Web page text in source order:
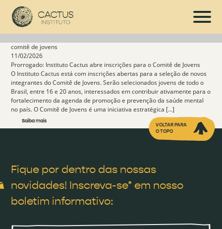
comitê de jovens
11/02/2026
Prorrogado: Instituto Cactus abre inscrições para o Comitê de Jovens
O Instituto Cactus está com inscrições abertas para a seleção de novos
integrantes do Comitê de Jovens. Serão selecionados jovens de todo o
Brasil, entre 16 e 20 anos, interessados em contribuir ativamente para o
fortalecimento da agenda de promoção e prevenção da saúde mental
no país. O Comitê de Jovens é uma iniciativa estratégica […]
Saiba mais
VOLTAR PARA
O TOPO
Fique por dentro das nossas
novidades! Inscreva-se* em nosso
boletim informativo: